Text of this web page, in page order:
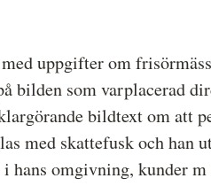
uppgifter om
bilden som varplacerad
bildtext om att
med skattefusk och han
hans omgivning, kunder m